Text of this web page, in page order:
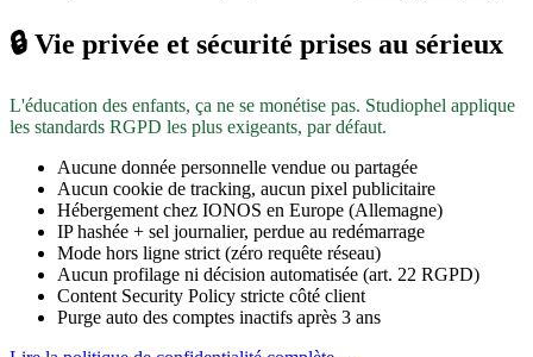
🔒 Vie privée et sécurité prises au sérieux
L'éducation des enfants, ça ne se monétise pas. Studiophel applique
les standards RGPD les plus exigeants, par défaut.
Aucune donnée personnelle vendue ou partagée
Aucun cookie de tracking, aucun pixel publicitaire
Hébergement chez IONOS en Europe (Allemagne)
IP hashée + sel journalier, perdue au redémarrage
Mode hors ligne strict (zéro requête réseau)
Aucun profilage ni décision automatisée (art. 22 RGPD)
Content Security Policy stricte côté client
Purge auto des comptes inactifs après 3 ans